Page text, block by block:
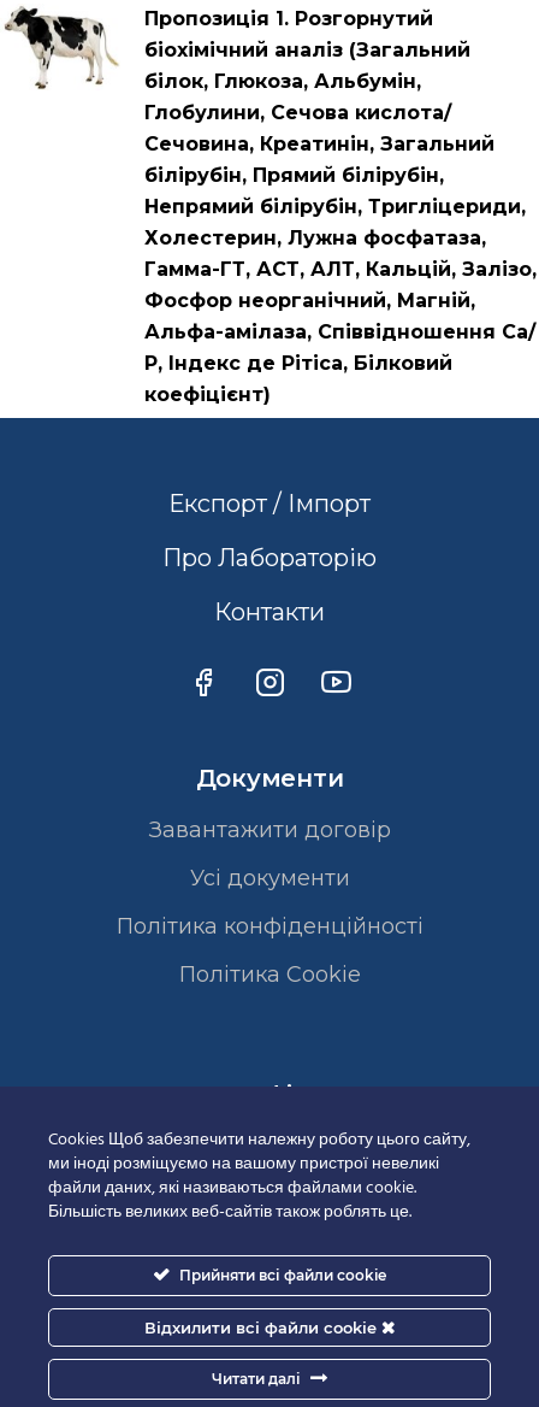
Пропозиція 1. Розгорнутий
біохімічний аналіз (Загальний
білок, Глюкоза, Альбумін,
Глобулини, Сечова кислота/
Сечовина, Креатинін, Загальний
білірубін, Прямий білірубін,
Непрямий білірубін, Тригліцериди,
Холестерин, Лужна фосфатаза,
Гамма-ГТ, АСТ, АЛТ, Кальцій, Залізо,
Фосфор неорганічний, Магній,
Альфа-амілаза, Співвідношення Са/
Р, Індекс де Рітіса, Білковий
коефіцієнт)
Експорт / Імпорт
Про Лабораторію
Контакти
Документи
Завантажити договір
Усі документи
Політика конфіденційності
Полiтика Cookie
Сертифікати
Cookies Щоб забезпечити належну роботу цього сайту,
ми іноді розміщуємо на вашому пристрої невеликі
файли даних, які називаються файлами cookie.
Більшість великих веб-сайтів також роблять це.
Прийняти всі файли cookie
Відхилити всі файли cookie
Читати далі